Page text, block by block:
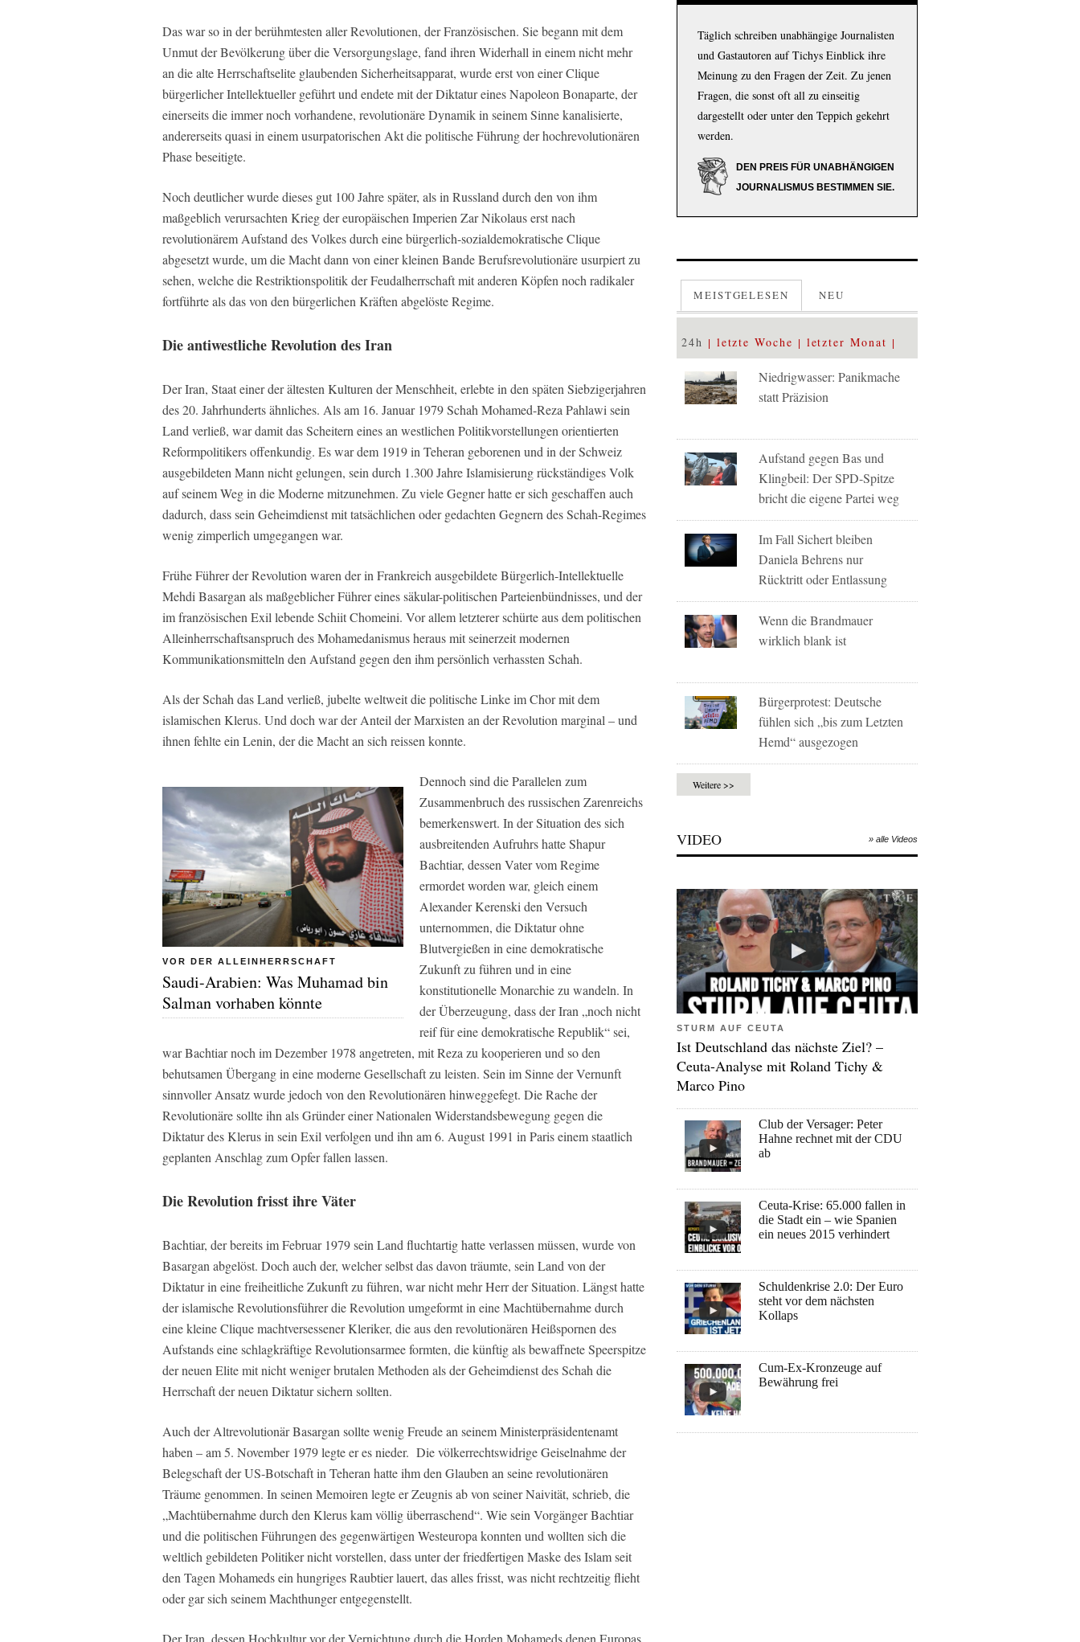
Das war so in der berühmtesten aller Revolutionen, der Französischen. Sie begann mit dem
Unmut der Bevölkerung über die Versorgungslage, fand ihren Widerhall in einem nicht mehr
an die alte Herrschaftselite glaubenden Sicherheitsapparat, wurde erst von einer Clique
bürgerlicher Intellektueller geführt und endete mit der Diktatur eines Napoleon Bonaparte, der
einerseits die immer noch vorhandene, revolutionäre Dynamik in seinem Sinne kanalisierte,
andererseits quasi in einem usurpatorischen Akt die politische Führung der hochrevolutionären
Phase beseitigte.
Noch deutlicher wurde dieses gut 100 Jahre später, als in Russland durch den von ihm
maßgeblich verursachten Krieg der europäischen Imperien Zar Nikolaus erst nach
revolutionärem Aufstand des Volkes durch eine bürgerlich-sozialdemokratische Clique
abgesetzt wurde, um die Macht dann von einer kleinen Bande Berufsrevolutionäre usurpiert zu
sehen, welche die Restriktionspolitik der Feudalherrschaft mit anderen Köpfen noch radikaler
fortführte als das von den bürgerlichen Kräften abgelöste Regime.
Die antiwestliche Revolution des Iran
Der Iran, Staat einer der ältesten Kulturen der Menschheit, erlebte in den späten Siebzigerjahren
des 20. Jahrhunderts ähnliches. Als am 16. Januar 1979 Schah Mohamed-Reza Pahlawi sein
Land verließ, war damit das Scheitern eines an westlichen Politikvorstellungen orientierten
Reformpolitikers offenkundig. Es war dem 1919 in Teheran geborenen und in der Schweiz
ausgebildeten Mann nicht gelungen, sein durch 1.300 Jahre Islamisierung rückständiges Volk
auf seinem Weg in die Moderne mitzunehmen. Zu viele Gegner hatte er sich geschaffen auch
dadurch, dass sein Geheimdienst mit tatsächlichen oder gedachten Gegnern des Schah-Regimes
wenig zimperlich umgegangen war.
Frühe Führer der Revolution waren der in Frankreich ausgebildete Bürgerlich-Intellektuelle
Mehdi Basargan als maßgeblicher Führer eines säkular-politischen Parteienbündnisses, und der
im französischen Exil lebende Schiit Chomeini. Vor allem letzterer schürte aus dem politischen
Alleinherrschaftsanspruch des Mohamedanismus heraus mit seinerzeit modernen
Kommunikationsmitteln den Aufstand gegen den ihm persönlich verhassten Schah.
Als der Schah das Land verließ, jubelte weltweit die politische Linke im Chor mit dem
islamischen Klerus. Und doch war der Anteil der Marxisten an der Revolution marginal – und
ihnen fehlte ein Lenin, der die Macht an sich reissen konnte.
VOR DER ALLEINHERRSCHAFT
Saudi-Arabien: Was Muhamad bin
Salman vorhaben könnte
Dennoch sind die Parallelen zum
Zusammenbruch des russischen Zarenreichs
bemerkenswert. In der Situation des sich
ausbreitenden Aufruhrs hatte Shapur
Bachtiar, dessen Vater vom Regime
ermordet worden war, gleich einem
Alexander Kerenski den Versuch
unternommen, die Diktatur ohne
Blutvergießen in eine demokratische
Zukunft zu führen und in eine
konstitutionelle Monarchie zu wandeln. In
der Überzeugung, dass der Iran „noch nicht
reif für eine demokratische Republik“ sei,
war Bachtiar noch im Dezember 1978 angetreten, mit Reza zu kooperieren und so den
behutsamen Übergang in eine moderne Gesellschaft zu leisten. Sein im Sinne der Vernunft
sinnvoller Ansatz wurde jedoch von den Revolutionären hinweggefegt. Die Rache der
Revolutionäre sollte ihn als Gründer einer Nationalen Widerstandsbewegung gegen die
Diktatur des Klerus in sein Exil verfolgen und ihn am 6. August 1991 in Paris einem staatlich
geplanten Anschlag zum Opfer fallen lassen.
Die Revolution frisst ihre Väter
Bachtiar, der bereits im Februar 1979 sein Land fluchtartig hatte verlassen müssen, wurde von
Basargan abgelöst. Doch auch der, welcher selbst das davon träumte, sein Land von der
Diktatur in eine freiheitliche Zukunft zu führen, war nicht mehr Herr der Situation. Längst hatte
der islamische Revolutionsführer die Revolution umgeformt in eine Machtübernahme durch
eine kleine Clique machtversessener Kleriker, die aus den revolutionären Heißspornen des
Aufstands eine schlagkräftige Revolutionsarmee formten, die künftig als bewaffnete Speerspitze
der neuen Elite mit nicht weniger brutalen Methoden als der Geheimdienst des Schah die
Herrschaft der neuen Diktatur sichern sollten.
Auch der Altrevolutionär Basargan sollte wenig Freude an seinem Ministerpräsidentenamt
haben – am 5. November 1979 legte er es nieder. Die völkerrechtswidrige Geiselnahme der
Belegschaft der US-Botschaft in Teheran hatte ihm den Glauben an seine revolutionären
Träume genommen. In seinen Memoiren legte er Zeugnis ab von seiner Naivität, schrieb, die
„Machtübernahme durch den Klerus kam völlig überraschend“. Wie sein Vorgänger Bachtiar
und die politischen Führungen des gegenwärtigen Westeuropa konnten und wollten sich die
weltlich gebildeten Politiker nicht vorstellen, dass unter der friedfertigen Maske des Islam seit
den Tagen Mohameds ein hungriges Raubtier lauert, das alles frisst, was nicht rechtzeitig flieht
oder gar sich seinem Machthunger entgegenstellt.
Der Iran, dessen Hochkultur vor der Vernichtung durch die Horden Mohameds denen Europas
Täglich schreiben unabhängige Journalisten
und Gastautoren auf Tichys Einblick ihre
Meinung zu den Fragen der Zeit. Zu jenen
Fragen, die sonst oft all zu einseitig
dargestellt oder unter den Teppich gekehrt
werden.
DEN PREIS FÜR UNABHÄNGIGEN
JOURNALISMUS BESTIMMEN SIE.
MEISTGELESEN NEU
24h letzte Woche letzter Monat
Niedrigwasser: Panikmache
statt Präzision
Aufstand gegen Bas und
Klingbeil: Der SPD-Spitze
bricht die eigene Partei weg
Im Fall Sichert bleiben
Daniela Behrens nur
Rücktritt oder Entlassung
Wenn die Brandmauer
wirklich blank ist
Bürgerprotest: Deutsche
fühlen sich „bis zum Letzten
Hemd“ ausgezogen
Weitere >>
VIDEO » alle Videos
STURM AUF CEUTA
Ist Deutschland das nächste Ziel? –
Ceuta-Analyse mit Roland Tichy &
Marco Pino
Club der Versager: Peter
Hahne rechnet mit der CDU
ab
Ceuta-Krise: 65.000 fallen in
die Stadt ein – wie Spanien
ein neues 2015 verhindert
Schuldenkrise 2.0: Der Euro
steht vor dem nächsten
Kollaps
Cum-Ex-Kronzeuge auf
Bewährung frei